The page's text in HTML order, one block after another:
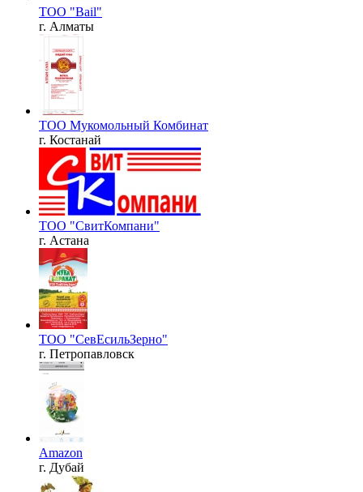
ТОО "Bail"
г. Алматы
ТОО Мукомольный Комбинат
г. Костанай
ТОО "СвитКомпани"
г. Астана
ТОО "СевЕсильЗерно"
г. Петропавловск
Amazon
г. Дубай